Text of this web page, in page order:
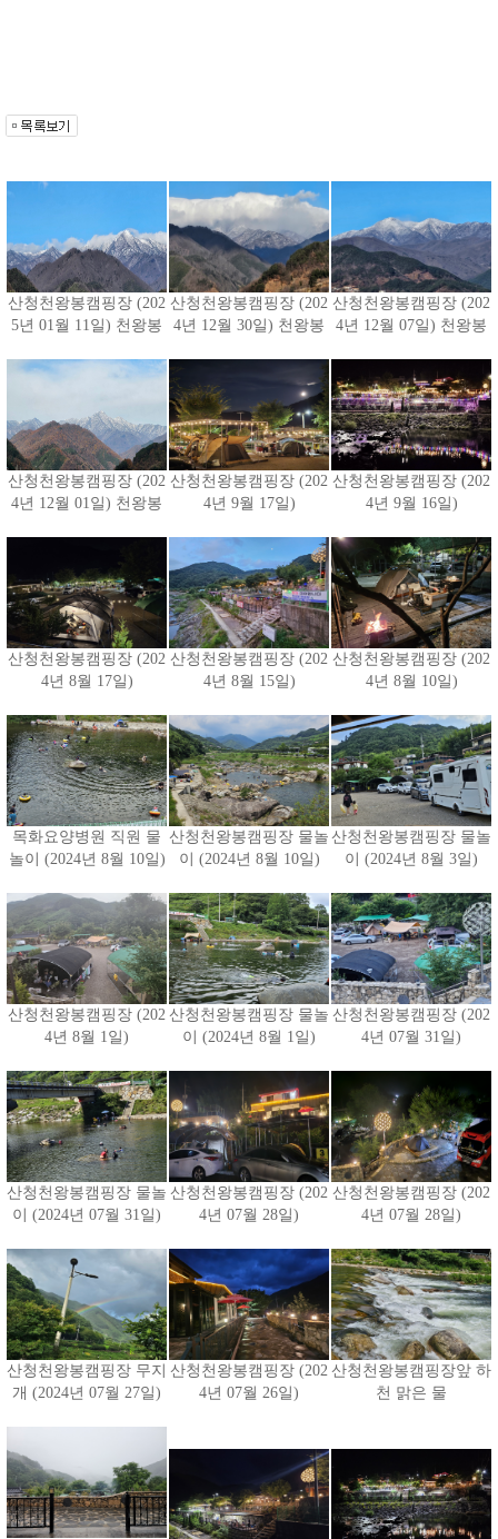
산청천왕봉캠핑장 (202
5년 01월 11일) 천왕봉
산청천왕봉캠핑장 (202
4년 12월 30일) 천왕봉
산청천왕봉캠핑장 (202
4년 12월 07일) 천왕봉
산청천왕봉캠핑장 (202
4년 12월 01일) 천왕봉
산청천왕봉캠핑장 (202
4년 9월 17일)
산청천왕봉캠핑장 (202
4년 9월 16일)
산청천왕봉캠핑장 (202
4년 8월 17일)
산청천왕봉캠핑장 (202
4년 8월 15일)
산청천왕봉캠핑장 (202
4년 8월 10일)
목화요양병원 직원 물
놀이 (2024년 8월 10일)
산청천왕봉캠핑장 물놀
이 (2024년 8월 10일)
산청천왕봉캠핑장 물놀
이 (2024년 8월 3일)
산청천왕봉캠핑장 (202
4년 8월 1일)
산청천왕봉캠핑장 물놀
이 (2024년 8월 1일)
산청천왕봉캠핑장 (202
4년 07월 31일)
산청천왕봉캠핑장 물놀
이 (2024년 07월 31일)
산청천왕봉캠핑장 (202
4년 07월 28일)
산청천왕봉캠핑장 (202
4년 07월 28일)
산청천왕봉캠핑장 무지
개 (2024년 07월 27일)
산청천왕봉캠핑장 (202
4년 07월 26일)
산청천왕봉캠핑장앞 하
천 맑은 물